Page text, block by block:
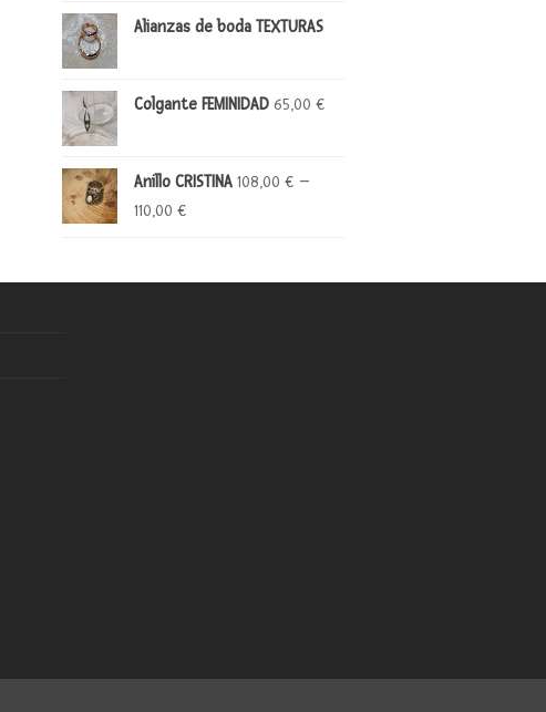
Alianzas de boda TEXTURAS
Colgante FEMINIDAD 65,00€
Anillo CRISTINA 108,00€ –
110,00€